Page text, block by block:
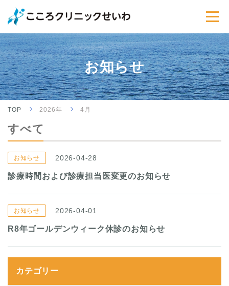
お知らせ
TOP 2026年 4月
すべて
お知らせ 2026-04-28
診療時間および診療担当医変更のお知らせ
お知らせ 2026-04-01
R8年ゴールデンウィーク休診のお知らせ
カテゴリー